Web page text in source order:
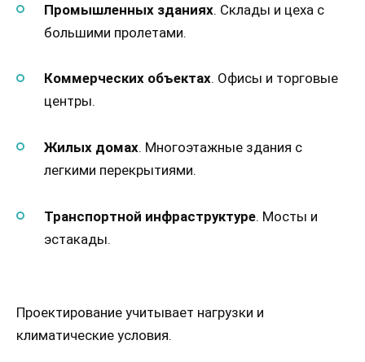
Промышленных зданиях. Склады и цеха с
большими пролетами.
Коммерческих объектах. Офисы и торговые
центры.
Жилых домах. Многоэтажные здания с
легкими перекрытиями.
Транспортной инфраструктуре. Мосты и
эстакады.
Проектирование учитывает нагрузки и
климатические условия.